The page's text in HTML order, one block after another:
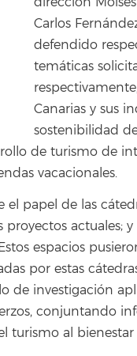
Carlos
defendido
temáticas
Canarias y sus
sostenibilidad
de turismo de
vacacionales.
el papel de las
actuales;
espacios
por estas
de investigación
conjuntando
turismo al bienestar